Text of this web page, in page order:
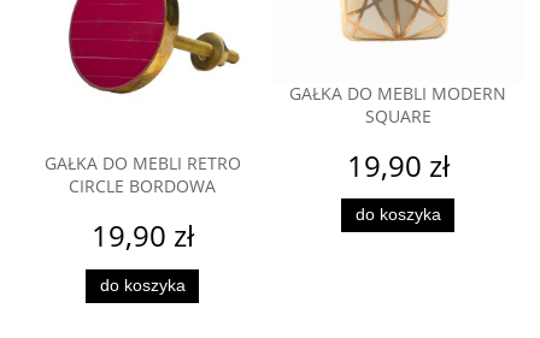
GAŁKA DO MEBLI RETRO
CIRCLE BORDOWA
19,90 zł
do koszyka
GAŁKA DO MEBLI MODERN
SQUARE
19,90 zł
do koszyka